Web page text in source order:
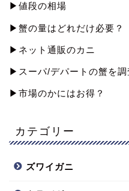
▶︎値段の相場
▶︎蟹の量はどれだけ必要？
▶︎ネット通販のカニ
▶︎スーパ/デパートの蟹を調
▶︎市場のかにはお得？
カテゴリー
ズワイガニ